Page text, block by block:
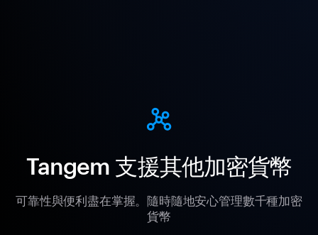
Tangem 支援其他加密貨幣
可靠性與便利盡在掌握。隨時隨地安心管理數千種加密
貨幣